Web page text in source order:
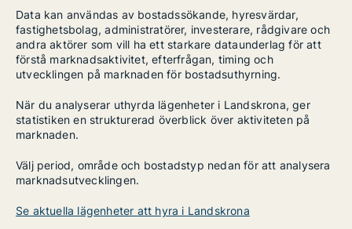
Data kan användas av bostadssökande, hyresvärdar,
fastighetsbolag, administratörer, investerare, rådgivare och
andra aktörer som vill ha ett starkare dataunderlag för att
förstå marknadsaktivitet, efterfrågan, timing och
utvecklingen på marknaden för bostadsuthyrning.
När du analyserar uthyrda lägenheter i Landskrona, ger
statistiken en strukturerad överblick över aktiviteten på
marknaden.
Välj period, område och bostadstyp nedan för att analysera
marknadsutvecklingen.
Se aktuella lägenheter att hyra i Landskrona